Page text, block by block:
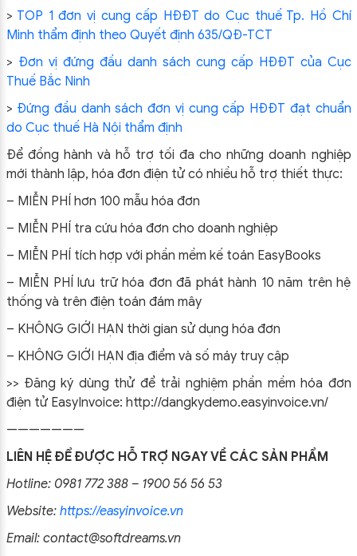
> TOP 1 đơn vị cung cấp HĐĐT do Cục thuế Tp. Hồ Chí
Minh thẩm định theo Quyết định 635/QĐ-TCT
> Đơn vị đứng đầu danh sách cung cấp HĐĐT của Cục
Thuế Bắc Ninh
> Đứng đầu danh sách đơn vị cung cấp HĐĐT đạt chuẩn
do Cục thuế Hà Nội thẩm định
Để đồng hành và hỗ trợ tối đa cho những doanh nghiệp
mới thành lập, hóa đơn điện tử có nhiều hỗ trợ thiết thực:
– MIỄN PHÍ hơn 100 mẫu hóa đơn
– MIỄN PHÍ tra cứu hóa đơn cho doanh nghiệp
– MIỄN PHÍ tích hợp với phần mềm kế toán EasyBooks
– MIỄN PHÍ lưu trữ hóa đơn đã phát hành 10 năm trên hệ
thống và trên điện toán đám mây
– KHÔNG GIỚI HẠN thời gian sử dụng hóa đơn
– KHÔNG GIỚI HẠN địa điểm và số máy truy cập
>> Đăng ký dùng thử để trải nghiệm phần mềm hóa đơn
điện tử EasyInvoice: http://dangkydemo.easyinvoice.vn/
———————
LIÊN HỆ ĐỂ ĐƯỢC HỖ TRỢ NGAY VỀ CÁC SẢN PHẨM
Hotline: 0981 772 388 – 1900 56 56 53
Website: https://easyinvoice.vn
Email: contact@softdreams.vn